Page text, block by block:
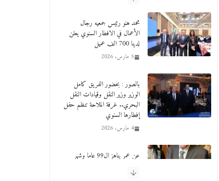
محمد هنو رئيس جمعيه رجال
الأعمال في الافطار السنوي يعلن
لدينا 700 الف عميل
5 مارس، 2026
بالصور : بحضور الفريق كامل
الوزير وزير النقل وقيادات النقل
البحري.. غرفة الملاحة تنظم حفل
إفطارها السنوي
4 مارس، 2026
عن عمر يناهز ال99 عاما وشهر
هدوء الأحد الماضي